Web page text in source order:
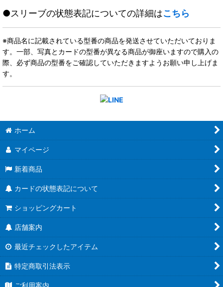
●スリーブの状態表記についての詳細はこちら
※商品名に記載されている型番の商品を発送させていただいておりま
す。一部、写真とカードの型番が異なる商品が御座いますので購入の
際、必ず商品の型番をご確認していただきますようお願い申し上げま
す。
ホーム
マイページ
新着商品
カードの状態表記について
ショッピングカート
店舗案内
最近チェックしたアイテム
特定商取引法表示
ご利用案内